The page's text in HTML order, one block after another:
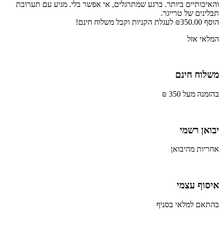
והאיכותיים ביותר. ברגע שמתרגלים, אי אפשר בלי. מגיע עם תערובת
תבלינים של טרייגר.
הוסף
₪350.00
לעגלת הקניות וקבל משלוח חינם!
המלאי אזל
משלוח חינם
בהזמנה מעל 350 ₪
יבואן רשמי
אחריות מהיבואן
איסוף עצמי
בהתאם למלאי בסניף